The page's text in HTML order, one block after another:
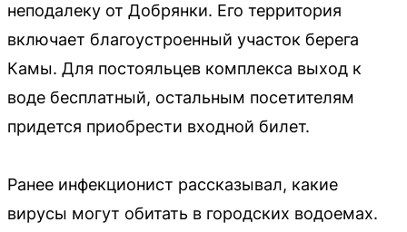
неподалеку от Добрянки. Его территория
включает благоустроенный участок берега
Камы. Для постояльцев комплекса выход к
воде бесплатный, остальным посетителям
придется приобрести входной билет.
Ранее инфекционист рассказывал, какие
вирусы могут обитать в городских водоемах.